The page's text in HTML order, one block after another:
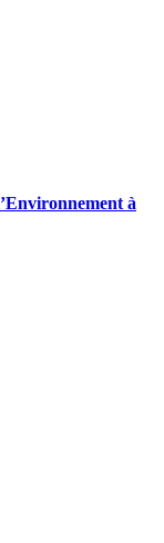
à